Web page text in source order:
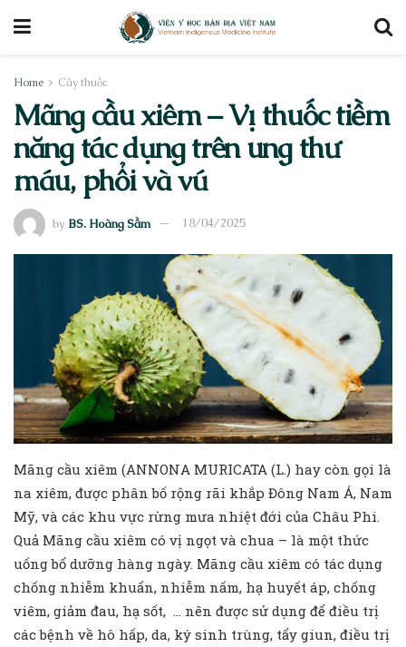
Home Cây thuốc
Mãng cầu xiêm – Vị thuốc tiềm
năng tác dụng trên ung thư
máu, phổi và vú
by BS. Hoàng Sầm 18/04/2025
Mãng cầu xiêm (ANNONA MURICATA (L.) hay còn gọi là
na xiêm, được phân bố rộng rãi khắp Đông Nam Á, Nam
Mỹ, và các khu vực rừng mưa nhiệt đới của Châu Phi.
Quả Mãng cầu xiêm có vị ngọt và chua – là một thức
uống bổ dưỡng hàng ngày. Mãng cầu xiêm có tác dụng
chống nhiễm khuẩn, nhiễm nấm, hạ huyết áp, chống
viêm, giảm đau, hạ sốt, … nên được sử dụng để điều trị
các bệnh về hô hấp, da, ký sinh trùng, tẩy giun, điều trị